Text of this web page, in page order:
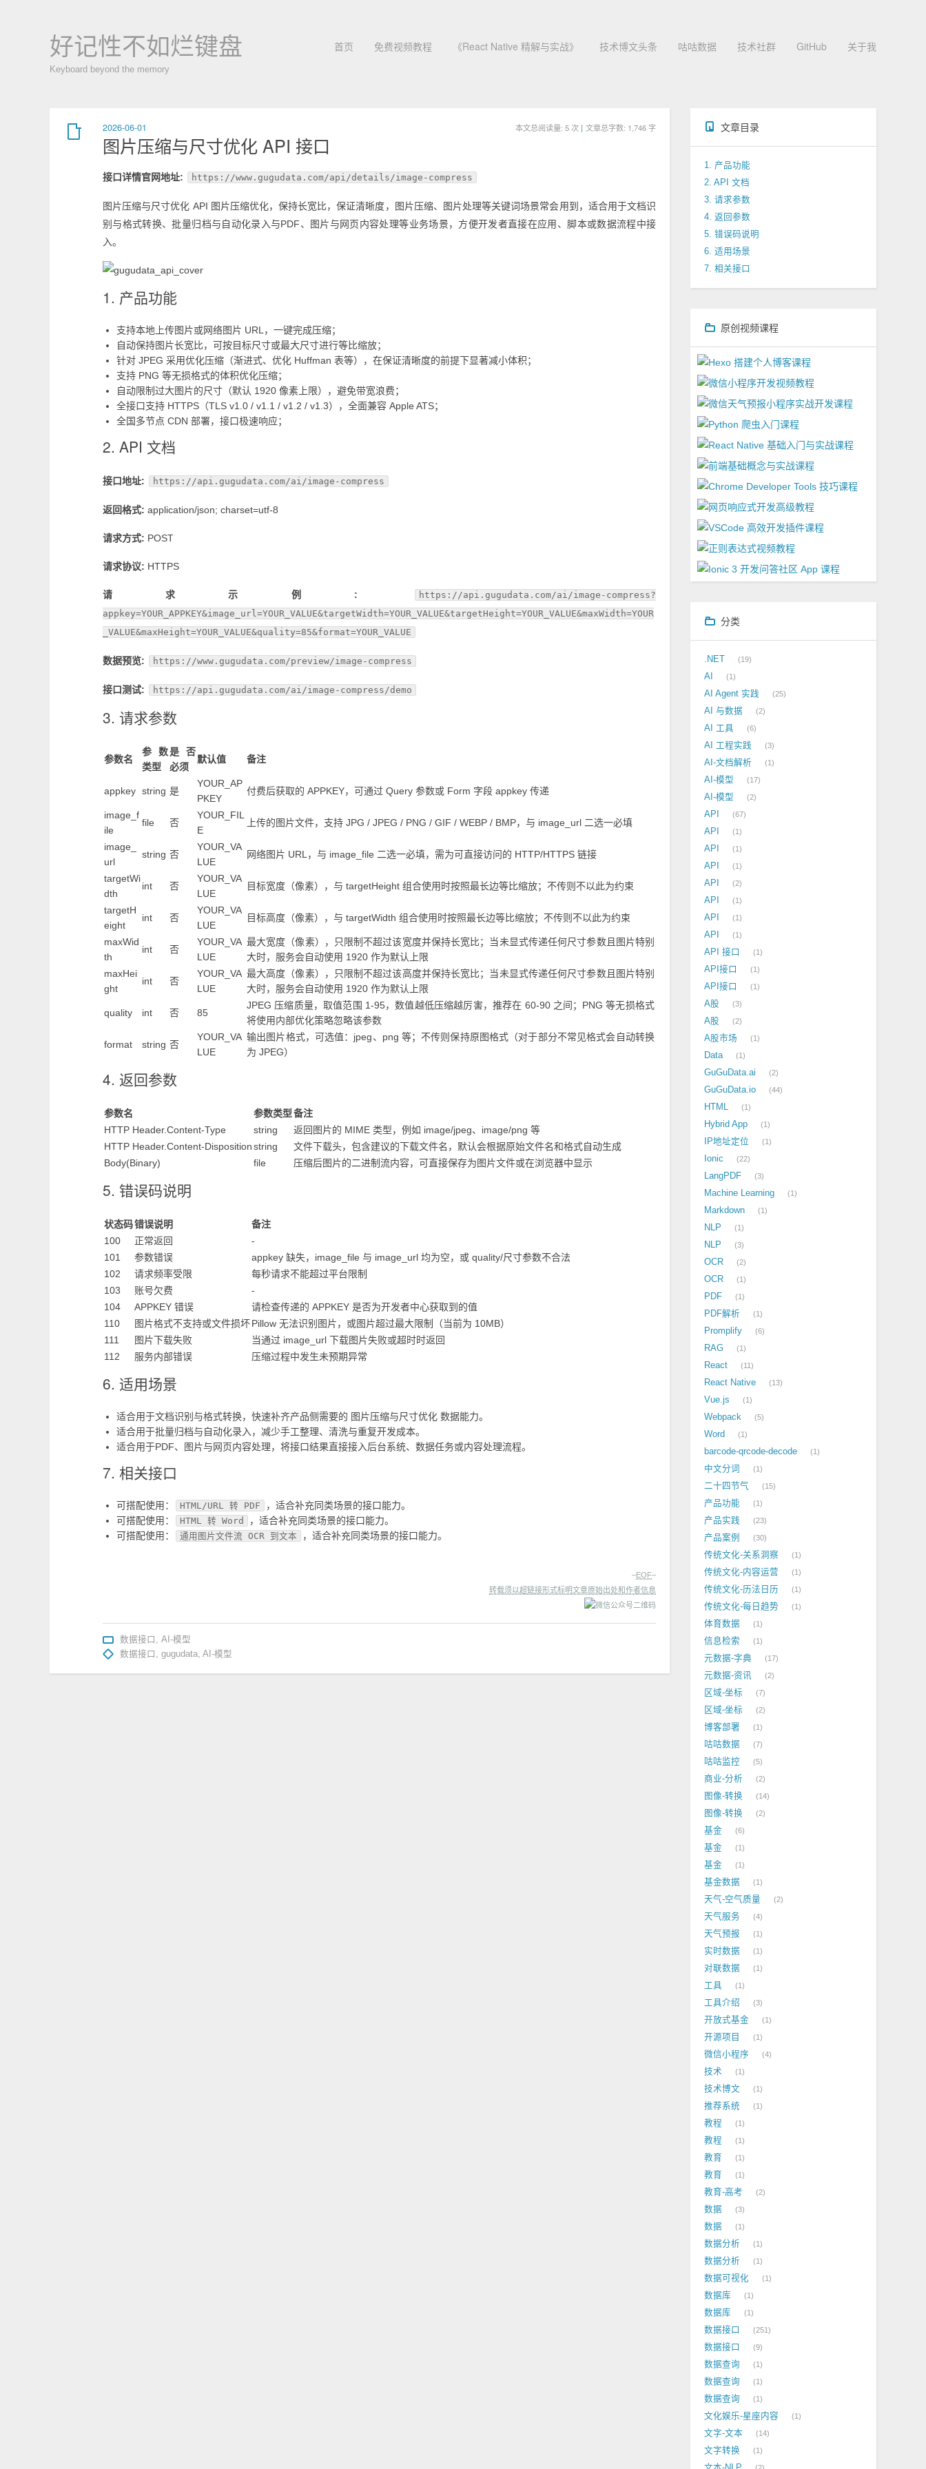
好记性不如烂键盘
Keyboard beyond the memory
首页 免费视频教程 《React Native 精解与实战》 技术博文头条 咕咕数据 技术社群 GitHub 关于我
2026-06-01 本文总阅读量: 5 次 | 文章总字数: 1,746 字
图片压缩与尺寸优化 API 接口
接口详情官网地址: https://www.gugudata.com/api/details/image-compress
图片压缩与尺寸优化 API 图片压缩优化，保持长宽比，保证清晰度，图片压缩、图片处理等关键词场景常会用到，适合用于文档识
别与格式转换、批量归档与自动化录入与PDF、图片与网页内容处理等业务场景，方便开发者直接在应用、脚本或数据流程中接
入。
1. 产品功能
支持本地上传图片或网络图片 URL，一键完成压缩；
自动保持图片长宽比，可按目标尺寸或最大尺寸进行等比缩放；
针对 JPEG 采用优化压缩（渐进式、优化 Huffman 表等），在保证清晰度的前提下显著减小体积；
支持 PNG 等无损格式的体积优化压缩；
自动限制过大图片的尺寸（默认 1920 像素上限），避免带宽浪费；
全接口支持 HTTPS（TLS v1.0 / v1.1 / v1.2 / v1.3），全面兼容 Apple ATS；
全国多节点 CDN 部署，接口极速响应；
2. API 文档
接口地址: https://api.gugudata.com/ai/image-compress
返回格式: application/json; charset=utf-8
请求方式: POST
请求协议: HTTPS
请求示例:
https://api.gugudata.com/ai/image-compress?
appkey=YOUR_APPKEY&image_url=YOUR_VALUE&targetWidth=YOUR_VALUE&targetHeight=YOUR_VALUE&maxWidth=YOUR
_VALUE&maxHeight=YOUR_VALUE&quality=85&format=YOUR_VALUE
数据预览: https://www.gugudata.com/preview/image-compress
接口测试: https://api.gugudata.com/ai/image-compress/demo
3. 请求参数
参数名
参数
类型
是否
必须
默认值 备注
appkey string 是
YOUR_AP
PKEY
付费后获取的 APPKEY，可通过 Query 参数或 Form 字段 appkey 传递
image_f
ile
file 否
YOUR_FIL
E
上传的图片文件，支持 JPG / JPEG / PNG / GIF / WEBP / BMP，与 image_url 二选一必填
image_
url
string 否
YOUR_VA
LUE
网络图片 URL，与 image_file 二选一必填，需为可直接访问的 HTTP/HTTPS 链接
targetWi
dth
int 否
YOUR_VA
LUE
目标宽度（像素），与 targetHeight 组合使用时按照最长边等比缩放；不传则不以此为约束
targetH
eight
int 否
YOUR_VA
LUE
目标高度（像素），与 targetWidth 组合使用时按照最长边等比缩放；不传则不以此为约束
maxWid
th
int 否
YOUR_VA
LUE
最大宽度（像素），只限制不超过该宽度并保持长宽比；当未显式传递任何尺寸参数且图片特别
大时，服务会自动使用 1920 作为默认上限
maxHei
ght
int 否
YOUR_VA
LUE
最大高度（像素），只限制不超过该高度并保持长宽比；当未显式传递任何尺寸参数且图片特别
大时，服务会自动使用 1920 作为默认上限
quality int 否 85
JPEG 压缩质量，取值范围 1-95，数值越低压缩越厉害，推荐在 60-90 之间；PNG 等无损格式
将使用内部优化策略忽略该参数
format string 否
YOUR_VA
LUE
输出图片格式，可选值：jpeg、png 等；不传则保持原图格式（对于部分不常见格式会自动转换
为 JPEG）
4. 返回参数
参数名 参数类型备注
HTTP Header.Content-Type
string
返回图片的 MIME 类型，例如 image/jpeg、image/png 等
HTTP Header.Content-Dispositionstring
文件下载头，包含建议的下载文件名，默认会根据原始文件名和格式自动生成
Body(Binary)
file 压缩后图片的二进制流内容，可直接保存为图片文件或在浏览器中显示
5. 错误码说明
状态码错误说明
备注
100
正常返回
-
101
参数错误
appkey 缺失，image_file 与 image_url 均为空，或 quality/尺寸参数不合法
102
请求频率受限
每秒请求不能超过平台限制
103
账号欠费
-
104
APPKEY 错误
请检查传递的 APPKEY 是否为开发者中心获取到的值
110
图片格式不支持或文件损坏Pillow 无法识别图片，或图片超过最大限制（当前为 10MB）
111
图片下载失败
当通过 image_url 下载图片失败或超时时返回
112
服务内部错误 压缩过程中发生未预期异常
6. 适用场景
适合用于文档识别与格式转换，快速补齐产品侧需要的 图片压缩与尺寸优化 数据能力。
适合用于批量归档与自动化录入，减少手工整理、清洗与重复开发成本。
适合用于PDF、图片与网页内容处理，将接口结果直接接入后台系统、数据任务或内容处理流程。
7. 相关接口
可搭配使用： HTML/URL 转 PDF
，适合补充同类场景的接口能力。
可搭配使用：
HTML 转 Word
，适合补充同类场景的接口能力。
可搭配使用：
通用图片文件流 OCR 到文本 ，适合补充同类场景的接口能力。
–EOF–
转载须以超链接形式标明文章原始出处和作者信息
数据接口 , AI-模型
数据接口 , gugudata, AI-模型
文章目录
1. 产品功能
2. API 文档
3. 请求参数
4. 返回参数
5. 错误码说明
6. 适用场景
7. 相关接口
原创视频课程
分类
.NET 19
AI 1
AI Agent 实践 25
AI 与数据 2
AI 工具 6
AI 工程实践 3
AI-文档解析 1
AI-模型 17
AI-模型 2
API 67
API 1
API 1
API 1
API 2
API 1
API 1
API 1
API 接口 1
API接口 1
API接口 1
A股 3
A股 2
A股市场 1
Data 1
GuGuData.ai 2
GuGuData.io 44
HTML 1
Hybrid App 1
IP地址定位 1
Ionic 22
LangPDF 3
Machine Learning 1
Markdown 1
NLP 1
NLP 3
OCR 2
OCR 1
PDF 1
PDF解析 1
Promplify 6
RAG 1
React 11
React Native 13
Vue.js 1
Webpack 5
Word 1
barcode-qrcode-decode 1
中文分词 1
二十四节气 15
产品功能 1
产品实践 23
产品案例 30
传统文化-关系洞察 1
传统文化-内容运营 1
传统文化-历法日历 1
传统文化-每日趋势 1
体育数据 1
信息检索 1
元数据-字典 17
元数据-资讯 2
区域-坐标 7
区域-坐标 2
博客部署 1
咕咕数据 7
咕咕监控 5
商业-分析 2
图像-转换 14
图像-转换 2
基金 6
基金 1
基金 1
基金数据 1
天气-空气质量 2
天气服务 4
天气预报 1
实时数据 1
对联数据 1
工具 1
工具介绍 3
开放式基金 1
开源项目 1
微信小程序 4
技术 1
技术博文 1
推荐系统 1
教程 1
教程 1
教育 1
教育 1
教育-高考 2
数据 3
数据 1
数据分析 1
数据分析 1
数据可视化 1
数据库 1
数据库 1
数据接口 251
数据接口 9
数据查询 1
数据查询 1
数据查询 1
文化娱乐-星座内容 1
文字-文本 14
文字转换 1